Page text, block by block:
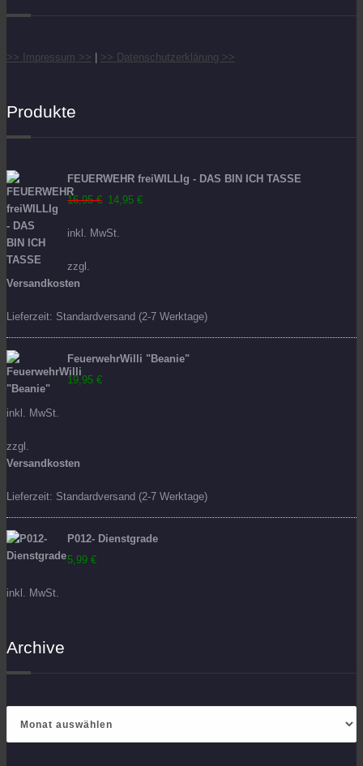
>> Impressum >> >> Datenschutzerklärung >>
Produkte
FEUERWEHR freiWILLIg - DAS BIN ICH TASSE
16,95€ Ursprünglicher
war:
14,95 €
inkl. MwSt.
zzgl.
Versandkosten
Lieferzeit: Standardversand (2-7 Werktage)
FeuerwehrWilli "Beanie"
19,95 €
inkl. MwSt.
zzgl.
Versandkosten
Lieferzeit: Standardversand (2-7 Werktage)
P012- Dienstgrade
5,99 €
inkl. MwSt.
Archive